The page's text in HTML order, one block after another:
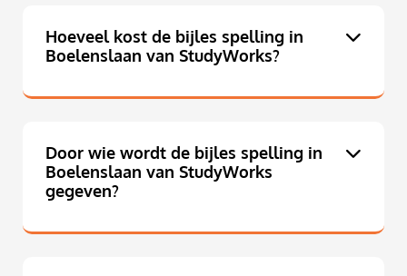
Hoeveel kost de bijles spelling in
Boelenslaan van StudyWorks?
Door wie wordt de bijles spelling in
Boelenslaan van StudyWorks
gegeven?